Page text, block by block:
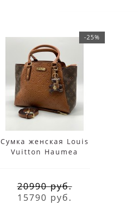
-25%
Сумка женская Louis
Vuitton Haumea
20990 руб.
15790 руб.